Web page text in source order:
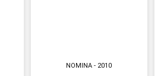
NOMINA - 2010